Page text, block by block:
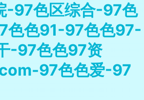
-97色区综合-97色
色色91-97色色97-
-97色色97资
97色色爱-97